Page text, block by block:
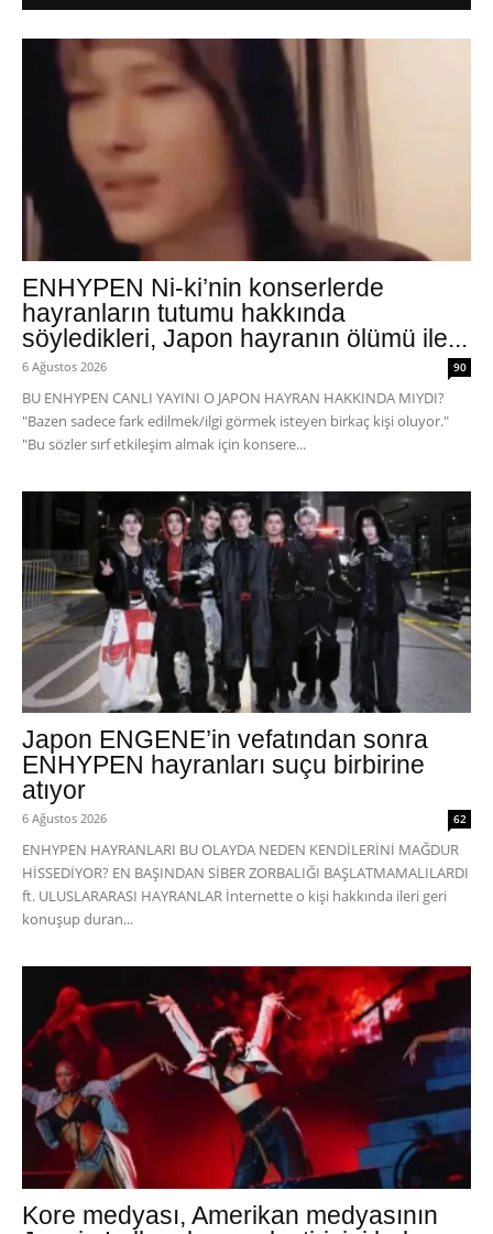
ENHYPEN Ni-ki’nin konserlerde
hayranların tutumu hakkında
söyledikleri, Japon hayranın ölümü ile...
6 Ağustos 2026 90
BU ENHYPEN CANLI YAYINI O JAPON HAYRAN HAKKINDA MIYDI?
"Bazen sadece fark edilmek/ilgi görmek isteyen birkaç kişi oluyor."
"Bu sözler sırf etkileşim almak için konsere...
Japon ENGENE’in vefatından sonra
ENHYPEN hayranları suçu birbirine
atıyor
6 Ağustos 2026 62
ENHYPEN HAYRANLARI BU OLAYDA NEDEN KENDİLERİNİ MAĞDUR
HİSSEDİYOR? EN BAŞINDAN SİBER ZORBALIĞI BAŞLATMAMALILARDI
ft. ULUSLARARASI HAYRANLAR İnternette o kişi hakkında ileri geri
konuşup duran...
Kore medyası, Amerikan medyasının